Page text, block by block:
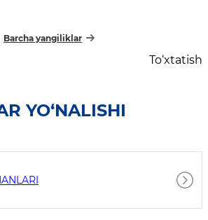
Barcha yangiliklar
To‘xtatish
YO‘NALISHI